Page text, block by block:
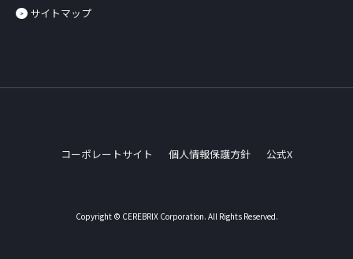
サイトマップ
Copyright © CEREBRIX Corporation. All Rights Reserved.
コーポレートサイト 個人情報保護方針 公式X